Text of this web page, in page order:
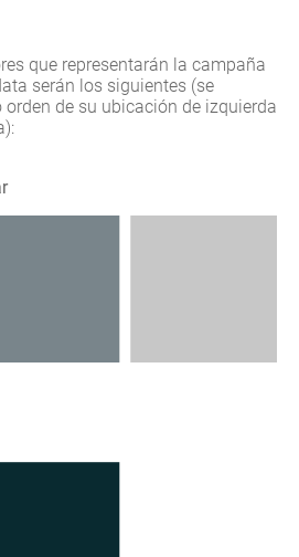
que representarán la campaña
serán los siguientes (se
de su ubicación de izquierda